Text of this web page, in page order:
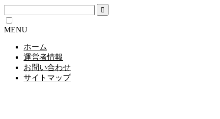
MENU
ホーム
運営者情報
お問い合わせ
サイトマップ